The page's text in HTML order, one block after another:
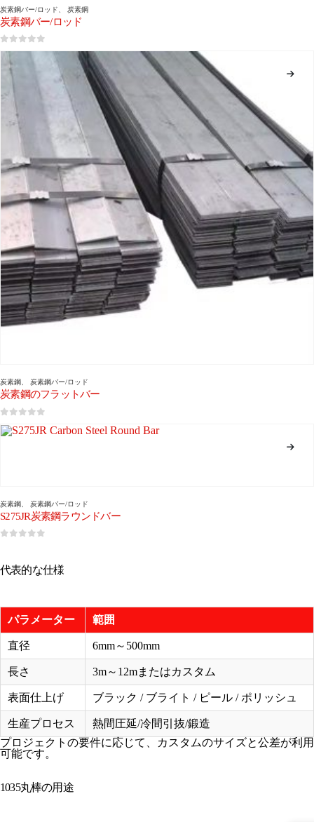
炭素鋼バー/ロッド 炭素鋼
炭素鋼バー/ロッド
05つのうち
炭素鋼、 炭素鋼バー/ロッド
炭素鋼のフラットバー
炭素鋼 炭素鋼バー/ロッド
S275JR炭素鋼ラウンドバー
代表的な仕様
パラメーター 範囲
直径 6mm～500mm
長さ 3m～12mまたはカスタム
表面仕上げ ブラック / ブライト / ピール / ポリッシュ
生産プロセス
熱間圧延/冷間引抜/鍛造
プロジェクトの要件に応じて、カスタムのサイズと公差が利用
可能です。
1035丸棒の用途